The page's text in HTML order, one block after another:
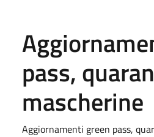
pass,
mascherine
Aggiornamenti green pass,